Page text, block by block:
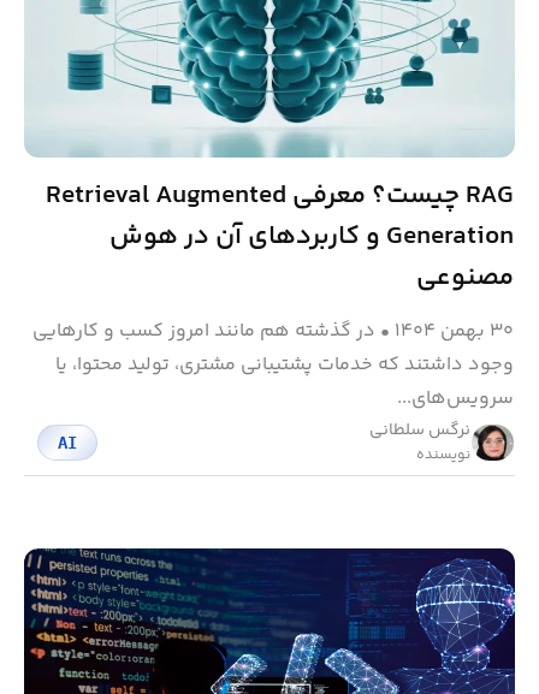
RAG چیست؟ معرفی Retrieval Augmented
Generation و کاربردهای آن در هوش
مصنوعی
۳۰ بهمن ۱۴۰۴ • در گذشته هم مانند امروز کسب و کارهایی
وجود داشتند که خدمات پشتیبانی مشتری، تولید محتوا، یا
سرویس‌های...
نرگس سلطانی
نویسنده
AI